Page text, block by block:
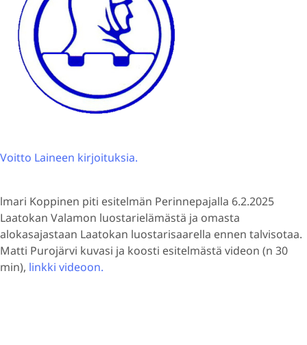
Voitto Laineen kirjoituksia.
lmari Koppinen piti esitelmän Perinnepajalla 6.2.2025
Laatokan Valamon luostarielämästä ja omasta
alokasajastaan Laatokan luostarisaarella ennen talvisotaa.
Matti Purojärvi kuvasi ja koosti esitelmästä videon (n 30
min), linkki videoon.